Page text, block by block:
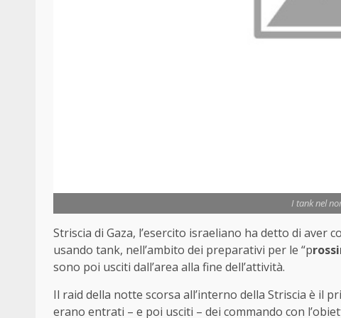
I tank nel
Striscia di Gaza, l’esercito israeliano ha detto di aver
usando tank, nell’ambito dei preparativi per le “p
sono poi usciti dall’area alla fine dell’attività.
Il raid della notte scorsa all’interno della Striscia è il
erano entrati – e poi usciti – dei commando con